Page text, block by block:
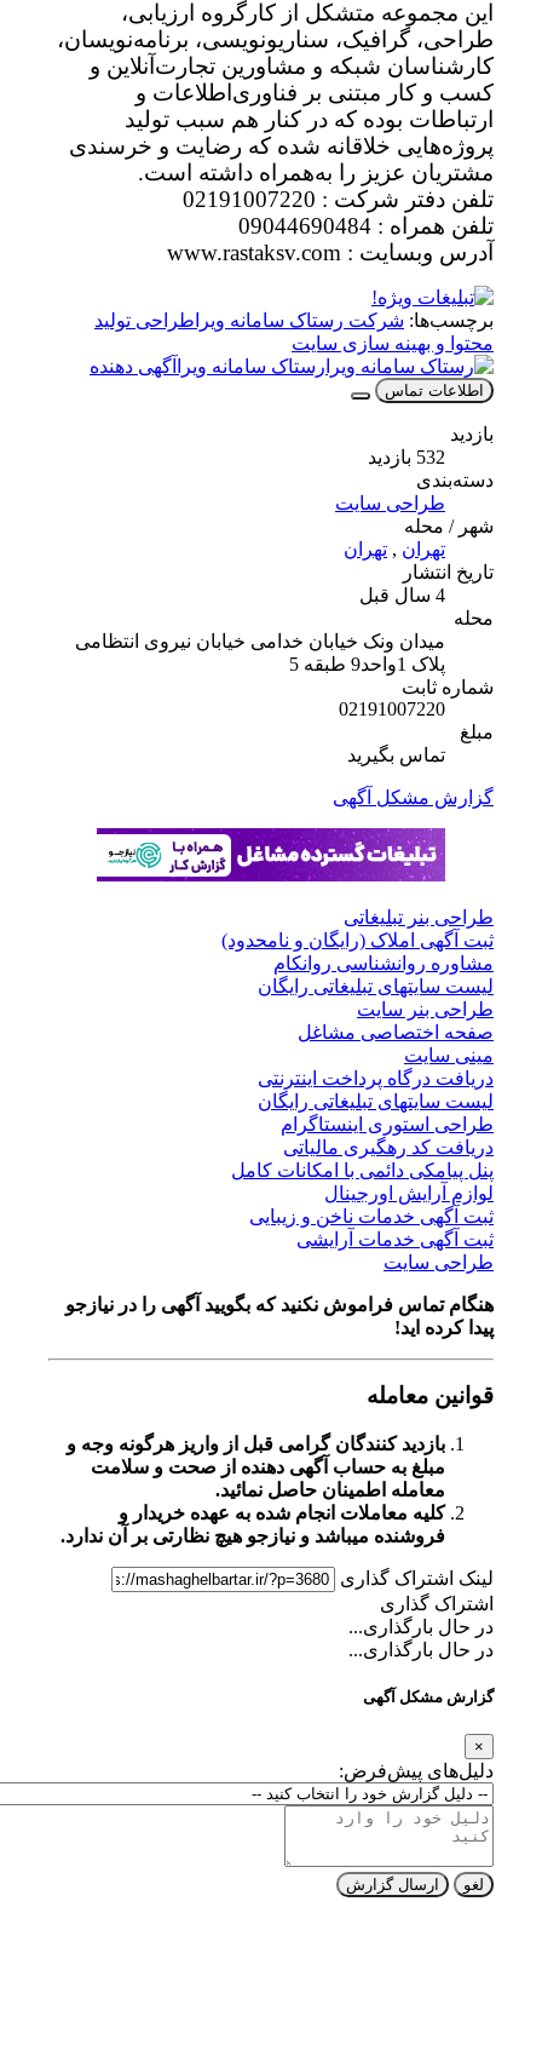
این مجموعه متشکل از کارگروه ارزیابی،
طراحی، گرافیک، سناریونویسی، برنامه‌نویسان،
کارشناسان شبکه و مشاورین تجارت‌آنلاین و
کسب و کار مبتنی بر فناوری‌اطلاعات و
ارتباطات بوده که در کنار هم سبب تولید
پروژه‌هایی خلاقانه شده که رضایت و خرسندی
مشتریان عزیز را به‌همراه داشته است.
تلفن دفتر شرکت : 02191007220
تلفن همراه : 09044690484
آدرس وبسایت : www.rastaksv.com
برچسب‌ها:شرکت رستاک سامانه ویراطراحی تولید
محتوا و بهینه سازی سایت
رستاک سامانه ویراآگهی دهنده
اطلاعات تماس
دسته‌بندی
طراحی سایت
شهر / محله
تهران,تهران
تاریخ انتشار
میدان ونک خیابان خدامی خیابان نیروی انتظامی
شماره ثابت
02191007220
تماس بگیرید
گزارش مشکل آگهی
طراحی بنر تبلیغاتی
ثبت آگهی املاک (رایگان و نامحدود)
مشاوره روانشناسی روانکام
لیست سایتهای تبلیغاتی رایگان
طراحی بنر سایت
صفحه اختصاصی مشاغل
مینی سایت
دریافت درگاه پرداخت اینترنتی
لیست سایتهای تبلیغاتی رایگان
طراحی استوری اینستاگرام
دریافت کد رهگیری مالیاتی
پنل پیامکی دائمی با امکانات کامل
لوازم آرایش اورجینال
ثبت آگهی خدمات ناخن و زیبایی
ثبت آگهی خدمات آرایشی
طراحی سایت
هنگام تماس فراموش نکنید که بگویید آگهی را در نیازجو
پیدا کرده اید!
قوانین معامله
بازدید کنندگان گرامی قبل از واریز هرگونه وجه و
مبلغ به حساب آگهی دهنده از صحت و سلامت
معامله اطمینان حاصل نمائید.
کلیه معاملات انجام شده به عهده خریدار و
فروشنده میباشد و نیازجو هیچ نظارتی بر آن ندارد.
لینک اشتراک گذاری
اشتراک گذاری
در حال بارگذاری...
در حال بارگذاری...
گزارش مشکل آگهی
دلیل‌های پیش‌فرض:
ارسال گزارش